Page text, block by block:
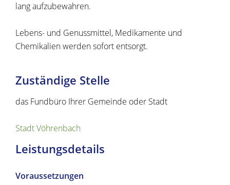
lang aufzubewahren.
Lebens- und Genussmittel, Medikamente und
Chemikalien werden sofort entsorgt.
Zuständige Stelle
das Fundbüro Ihrer Gemeinde oder Stadt
Stadt Vöhrenbach
Leistungsdetails
Voraussetzungen